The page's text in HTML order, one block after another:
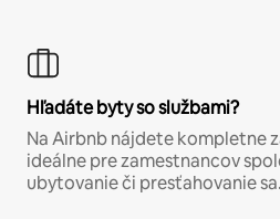
Hľadáte byty so službami?
Na Airbnb nájdete kompletne
ideálne pre zamestnancov
ubytovanie či presťahovanie sa.